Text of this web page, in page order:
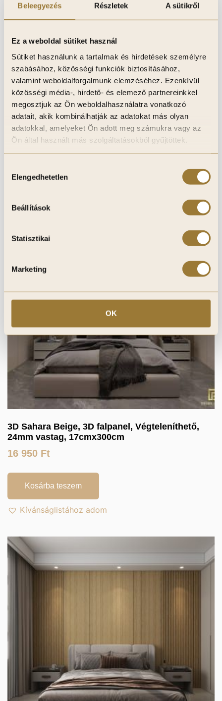
Beleegyezés Részletek A sütikről
Ez a weboldal sütiket használ
Sütiket használunk a tartalmak és hirdetések személyre
szabásához, közösségi funkciók biztosításához,
valamint weboldalforgalmunk elemzéséhez. Ezenkívül
közösségi média-, hirdető- és elemező partnereinkkel
megosztjuk az Ön weboldalhasználatra vonatkozó
adatait, akik kombinálhatják az adatokat más olyan
adatokkal, amelyeket Ön adott meg számukra vagy az
Ön által használt más szolgáltatásokból gyűjtöttek.
kiválasztása
Elengedhetetlen
Beállítások
Statisztikai
Marketing
OK
3D Alumínium Champagne Lamellás Falpanel,
3D Falpanel, Végteleníthető, 24mm vastag,
17cmX300cm
29 900Ft
Kívánságlistához adom
3D Sahara Beige, 3D falpanel, Végteleníthető,
24mm vastag, 17cmx300cm
16 950 Ft
Kosárba teszem
Kívánságlistához adom